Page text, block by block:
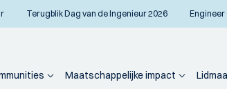
Terugblik Dag van de Ingenieur 2026 Engineer
Maatschappelijke impact